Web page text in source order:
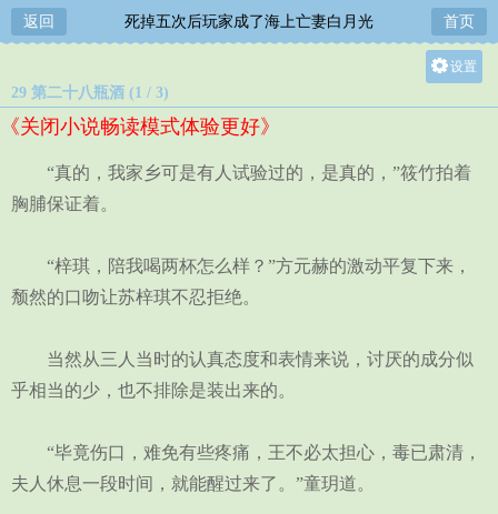
返回 死掉五次后玩家成了海上亡妻白月光 首页
设置
中
29 第二十八瓶酒 (1 / 3)
《关闭小说畅读模式体验更好》
“真的，我家乡可是有人试验过的，是真的，”筱竹拍着
胸脯保证着。
“梓琪，陪我喝两杯怎么样？”方元赫的激动平复下来，
颓然的口吻让苏梓琪不忍拒绝。
当然从三人当时的认真态度和表情来说，讨厌的成分似
乎相当的少，也不排除是装出来的。
“毕竟伤口，难免有些疼痛，王不必太担心，毒已肃清，
夫人休息一段时间，就能醒过来了。”童玥道。